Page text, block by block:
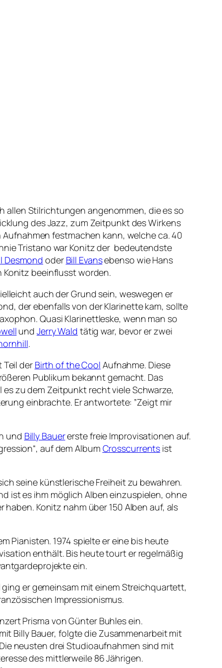
allen Stilrichtungen angenommen, die es so
des Jazz, zum Zeitpunkt des Wirkens
festmachen kann, welche ca. 40
Tristano war Konitz der bedeutendste
Desmond oder Bill Evansebenso wie Hans
Konitz beeinflusst worden.
auch der Grund sein, weswegen er
der ebenfalls von der Klarinette kam, sollte
Quasi Klarinettleske, wenn man so
und Jerry Wald tätig war, bevor er zwei
.
Teil der Birth of the Cool Aufnahme. Diese
Publikum bekannt gemacht. Das
zu dem Zeitpunkt recht viele Schwarze,
einbrachte. Er antwortete: ”Zeigt mir
und Billy Bauererste freie Improvisationen auf.
auf dem Album Crosscurrents ist
seine künstlerische Freiheit zu bewahren.
ist es ihm möglich Alben einzuspielen, ohne
Konitz nahm über 150 Alben auf, als
Pianisten. 1974 spielte er eine bis heute
enthält. Bis heute tourt er regelmäßig
ein.
ging er gemeinsam mit einem Streichquartett,
Impressionismus.
Prisma von Günter Buhles ein.
Billy Bauer, folgte die Zusammenarbeit mit
neusten drei Studioaufnahmen sind mit
des mittlerweile 86 Jährigen.